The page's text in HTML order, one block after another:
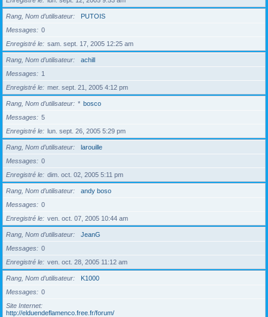
Rang, Nom d’utilisateur
PUTOIS
Messages
0
Enregistré le
sam. sept. 17, 2005 12:25 am
Rang, Nom d’utilisateur
achill
Messages
1
Enregistré le
mer. sept. 21, 2005 4:12 pm
Rang, Nom d’utilisateur * bosco
Messages
5
Enregistré le
lun. sept. 26, 2005 5:29 pm
Rang, Nom d’utilisateur
larouille
Messages
0
Enregistré le
dim. oct. 02, 2005 5:11 pm
Rang, Nom d’utilisateur
andy boso
Messages
0
Enregistré le
ven. oct. 07, 2005 10:44 am
Rang, Nom d’utilisateur
JeanG
Messages
0
Enregistré le
ven. oct. 28, 2005 11:12 am
Rang, Nom d’utilisateur
K1000
Messages
0
Site Internet
http://elduendeflamenco.free.fr/forum/